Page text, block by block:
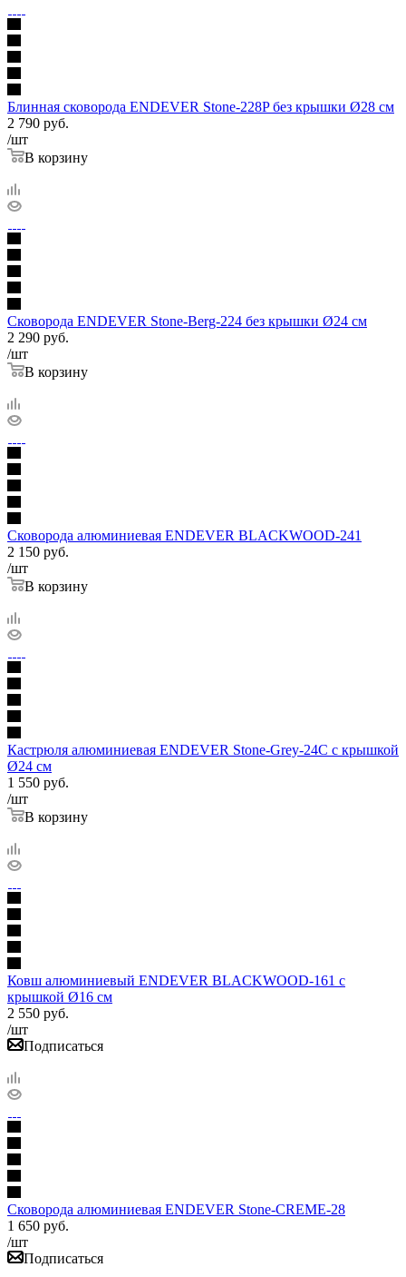
Блинная сковорода ENDEVER Stone-228P без крышки Ø28 см
2 790 руб.
/шт
В корзину
Сковорода ENDEVER Stone-Berg-224 без крышки Ø24 см
2 290 руб.
/шт
В корзину
Сковорода алюминиевая ENDEVER BLACKWOOD-241
2 150 руб.
/шт
В корзину
Кастрюля алюминиевая ENDEVER Stone-Grey-24C с крышкой
Ø24 см
1 550 руб.
/шт
В корзину
Ковш алюминиевый ENDEVER BLACKWOOD-161 с
крышкой Ø16 см
2 550 руб.
/шт
Подписаться
Сковорода алюминиевая ENDEVER Stone-CREME-28
1 650 руб.
/шт
Подписаться